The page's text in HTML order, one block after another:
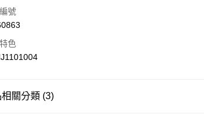
作金庫商業銀行
南商業銀行
海商業儲蓄銀行
泰世華商業銀行
邦商業銀行
Pay
Pay
號
色
相關分類 (3)